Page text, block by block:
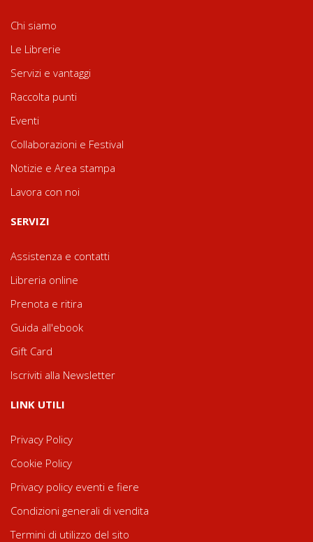
Chi siamo
Le Librerie
Servizi e vantaggi
Raccolta punti
Eventi
Collaborazioni e Festival
Notizie e Area stampa
Lavora con noi
SERVIZI
Assistenza e contatti
Libreria online
Prenota e ritira
Guida all'ebook
Gift Card
Iscriviti alla Newsletter
LINK UTILI
Privacy Policy
Cookie Policy
Privacy policy eventi e fiere
Condizioni generali di vendita
Termini di utilizzo del sito